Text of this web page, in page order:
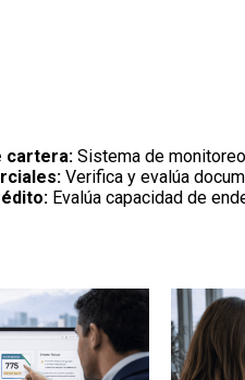
cartera: Sistema de
Verifica y evalúa
Evalúa capacidad de